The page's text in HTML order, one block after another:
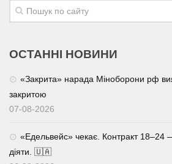
ОСТАННІ НОВИНИ
«Закрита» нарада Міноборони рф
закритою
07-08-2026
«Едельвейс» чекає. Контракт 18–24
діяти. 🇺🇦